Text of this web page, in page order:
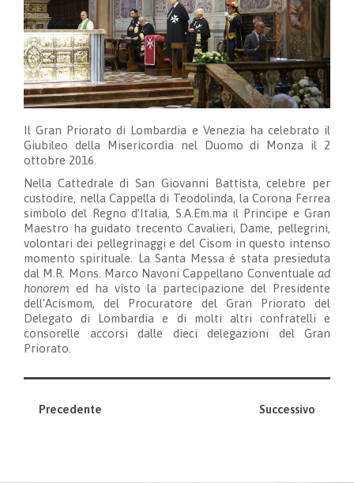
Il Gran Priorato di Lombardia e Venezia ha celebrato il
Giubileo della Misericordia nel Duomo di Monza il 2
ottobre 2016.
Nella Cattedrale di San Giovanni Battista, celebre per
custodire, nella Cappella di Teodolinda, la Corona Ferrea
simbolo del Regno d’Italia, S.A.Em.ma il Principe e Gran
Maestro ha guidato trecento Cavalieri, Dame, pellegrini,
volontari dei pellegrinaggi e del Cisom in questo intenso
momento spirituale. La Santa Messa é stata presieduta
dal M.R. Mons. Marco Navoni Cappellano Conventuale ad
honorem ed ha visto la partecipazione del Presidente
dell’Acismom, del Procuratore del Gran Priorato del
Delegato di Lombardia e di molti altri confratelli e
consorelle accorsi dalle dieci delegazioni del Gran
Priorato.
Precedente Successivo